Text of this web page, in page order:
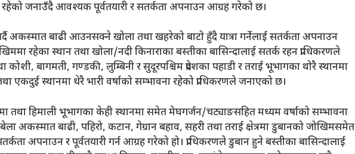
रहेको जनाउँदै आवश्यक पूर्वतयारी र सतर्कता अपनाउन आग्रह गरेको छ।
अकस्मात बाढी आउनसक्ने खोला तथा खहरेको बाटो हुँदै यात्रा गर्नेलाई सतर्कता अपनाउन
रहेका स्थान तथा खोला/नदी किनाराका बस्तीका बासिन्दालाई सतर्क रहन प्राधिकरणले
बागमती, गण्डकी, लुम्बिनी र सुदूरपश्चिम प्रदेशका पहाडी र तराई भूभागका थोरै स्थानमा
एकदुई स्थानमा धेरै भारी वर्षाको सम्भावना रहेको प्राधिकरणले जनाएको छ।
तथा हिमाली भूभागका केही स्थानमा समेत मेघगर्जन/चट्याङसहित मध्यम वर्षाको सम्भावना
अकस्मात बाढी, पहिरो, कटान, गेग्रान बहाव, सहरी तथा तराई क्षेत्रमा डुबानको जोखिमसमेत
अपनाउन र पूर्वतयारी गर्न आग्रह गरेको हो। प्राधिकरणले डुबान हुने बस्तीका बासिन्दालाई